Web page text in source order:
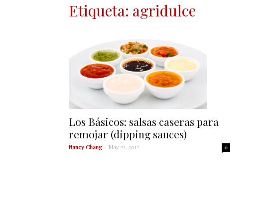
Etiqueta: agridulce
Los Básicos: salsas caseras para
remojar (dipping sauces)
Nancy Chang - May 22, 2012 0